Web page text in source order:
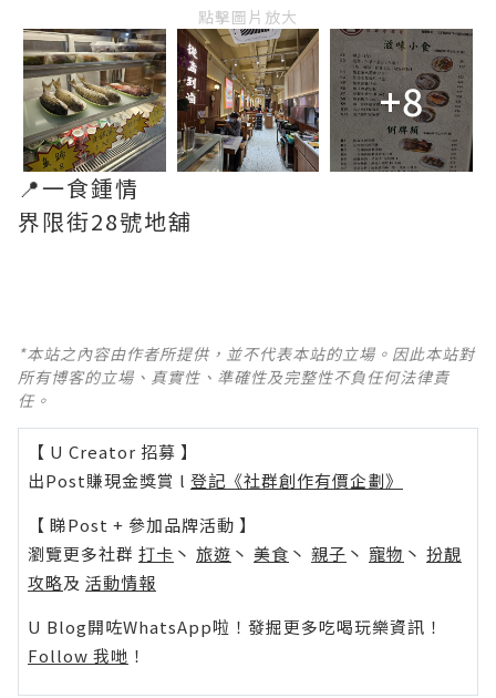
點擊圖片放大
+8
📍一食鍾情
界限街28號地舖
*本站之內容由作者所提供，並不代表本站的立場。因此本站對
所有博客的立場、真實性、準確性及完整性不負任何法律責
任。
【 U Creator 招募 】
出Post賺現金獎賞 l 登記《社群創作有價企劃》
【 睇Post + 參加品牌活動 】
瀏覽更多社群 打卡 丶 旅遊 丶 美食 丶 親子 丶 寵物 丶 扮靚
攻略及 活動情報
U Blog開咗WhatsApp啦！發掘更多吃喝玩樂資訊！
Follow 我哋 ！